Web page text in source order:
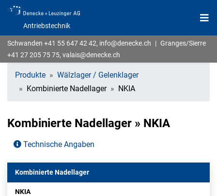
Antriebstechnik
Schwanden +41 55 647 42 42, info@denecke.ch | Granges/Sierre
+41 27 205 75 75, valais@denecke.ch
Produkte
Wälzlager / Gelenklager
Kombinierte Nadellager
NKIA
Kombinierte Nadellager » NKIA
Technische Angaben
Kombinierte Nadellager
NKIA